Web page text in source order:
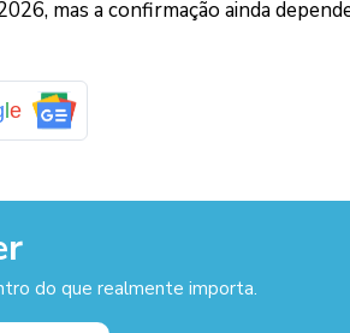
mas a confirmação ainda
le
do que realmente importa.